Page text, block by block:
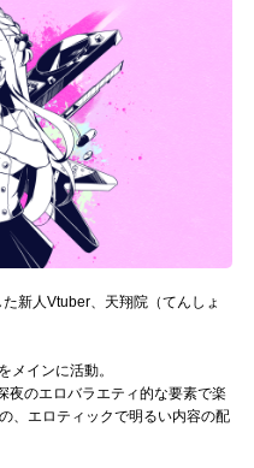
新人Vtuber、天翔院（てんしょ
メインに活動。
夜のエロバラエティ的な要素で楽
、エロティックで明るい内容の配